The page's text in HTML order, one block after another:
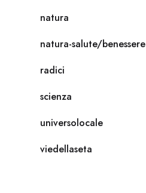
natura
natura-salute/benessere
radici
scienza
universolocale
viedellaseta